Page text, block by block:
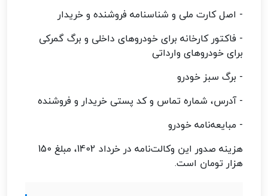
- اصل کارت ملی و شناسنامه فروشنده و خریدار
- فاکتور کارخانه برای خودروهای داخلی و برگ گمرکی
برای خودروهای وارداتی
- برگ سبز خودرو
- آدرس، شماره تماس و کد پستی خریدار و فروشنده
- مبایعه‌نامه خودرو
هزینه صدور این وکالت‌نامه در خرداد 1402، مبلغ 150
هزار تومان است.